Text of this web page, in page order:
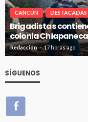
CANCÚN DESTACADAS
Avanza en tiempo
de absorción en
Redacción 17 horas ago
SÍGUENOS